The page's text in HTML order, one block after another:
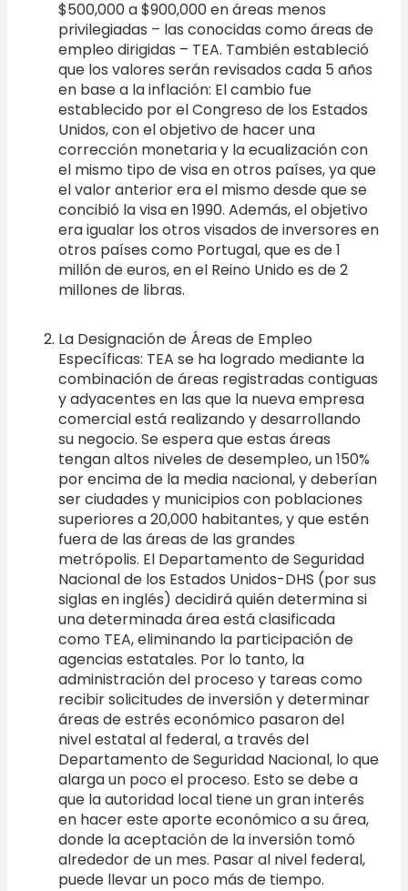
$500,000 a $900,000 en áreas menos
privilegiadas – las conocidas como áreas de
empleo dirigidas – TEA. También estableció
que los valores serán revisados cada 5 años
en base a la inflación: El cambio fue
establecido por el Congreso de los Estados
Unidos, con el objetivo de hacer una
corrección monetaria y la ecualización con
el mismo tipo de visa en otros países, ya que
el valor anterior era el mismo desde que se
concibió la visa en 1990. Además, el objetivo
era igualar los otros visados de inversores en
otros países como Portugal, que es de 1
millón de euros, en el Reino Unido es de 2
millones de libras.
La Designación de Áreas de Empleo
Específicas: TEA se ha logrado mediante la
combinación de áreas registradas contiguas
y adyacentes en las que la nueva empresa
comercial está realizando y desarrollando
su negocio. Se espera que estas áreas
tengan altos niveles de desempleo, un 150%
por encima de la media nacional, y deberían
ser ciudades y municipios con poblaciones
superiores a 20,000 habitantes, y que estén
fuera de las áreas de las grandes
metrópolis. El Departamento de Seguridad
Nacional de los Estados Unidos-DHS (por sus
siglas en inglés) decidirá quién determina si
una determinada área está clasificada
como TEA, eliminando la participación de
agencias estatales. Por lo tanto, la
administración del proceso y tareas como
recibir solicitudes de inversión y determinar
áreas de estrés económico pasaron del
nivel estatal al federal, a través del
Departamento de Seguridad Nacional, lo que
alarga un poco el proceso. Esto se debe a
que la autoridad local tiene un gran interés
en hacer este aporte económico a su área,
donde la aceptación de la inversión tomó
alrededor de un mes. Pasar al nivel federal,
puede llevar un poco más de tiempo.